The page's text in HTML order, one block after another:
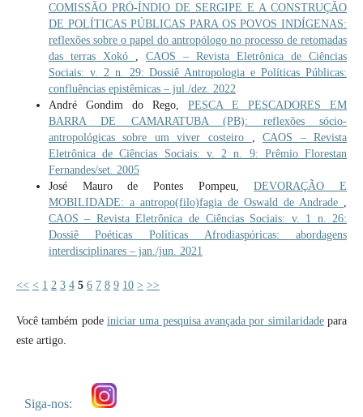
COMISSÃO PRÓ-ÍNDIO DE SERGIPE E A CONSTRUÇÃO
DE POLÍTICAS PÚBLICAS PARA OS POVOS INDÍGENAS:
reflexões sobre o papel do antropólogo no processo de retomadas
das terras Xokó ,CAOS – Revista Eletrônica de Ciências
Sociais: v. 2 n. 29: Dossiê Antropologia e Políticas Públicas:
confluências epistêmicas – jul./dez. 2022
André Gondim do Rego,PESCA E PESCADORES EM
BARRA DE CAMARATUBA (PB): reflexões sócio-
antropológicas sobre um viver costeiro ,CAOS – Revista
Eletrônica de Ciências Sociais: v. 2 n. 9: Prêmio Florestan
Fernandes/set. 2005
José Mauro de Pontes Pompeu,DEVORAÇÃO E
MOBILIDADE: a antropo(filo)fagia de Oswald de Andrade ,
CAOS – Revista Eletrônica de Ciências Sociais: v. 1 n. 26:
Dossiê Poéticas Políticas Afrodiaspóricas: abordagens
interdisciplinares – jan./jun. 2021
<< < 1 2 3 4 5 6 7 8 9 10 > >>
Você também pode iniciar uma pesquisa avançada por similaridadepara
este artigo.
Siga-nos: